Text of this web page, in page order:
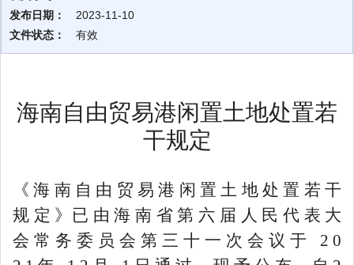
发布日期：
2023-11-10
文件状态：
有效
海南自由贸易港闲置土地处置若
干规定
《 海 南 自 由 贸 易 港 闲 置 土 地 处 置 若 干
规 定 》已 由 海 南 省 第 六 届 人 民 代 表 大
会 常 务 委 员 会 第 三 十 一 次 会 议 于 2 0